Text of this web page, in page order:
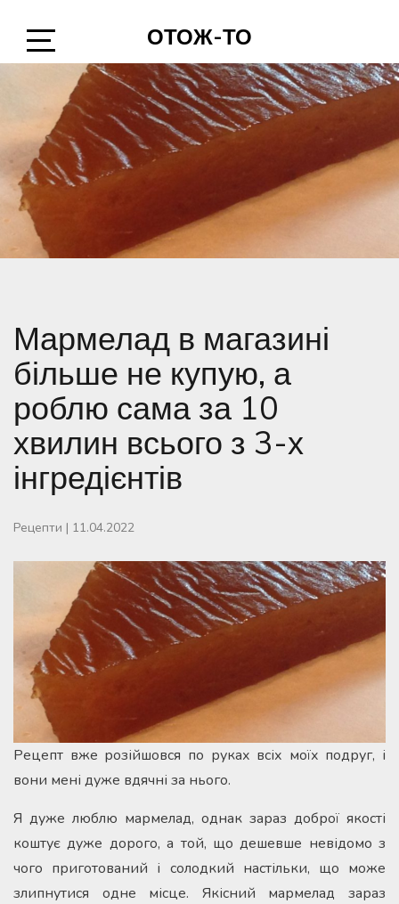
content
Open
Sidebar
ОТОЖ-ТО
Мармелад в магазині
більше не купую, а
роблю сама за 10
хвилин всього з 3-х
інгредієнтів
Рецепти | 11.04.2022
Рецепт вже розійшовся по руках всіх моїх подруг, і
вони мені дуже вдячні за нього.
Я дуже люблю мармелад, однак зараз доброї якості
коштує дуже дорого, а той, що дешевше невідомо з
чого приготований і солодкий настільки, що може
злипнутися одне місце. Якісний мармелад зараз